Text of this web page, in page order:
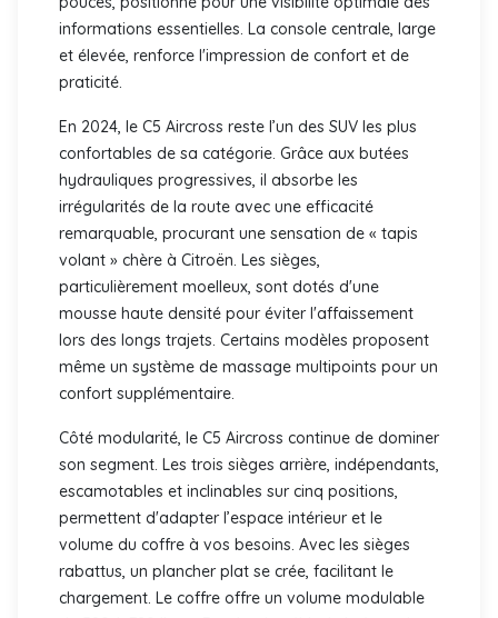
informations essentielles. La console centrale, large
et élevée, renforce l'impression de confort et de
praticité.
En 2024, le C5 Aircross reste l’un des SUV les plus
confortables de sa catégorie. Grâce aux butées
hydrauliques progressives, il absorbe les
irrégularités de la route avec une efficacité
remarquable, procurant une sensation de « tapis
volant » chère à Citroën. Les sièges,
particulièrement moelleux, sont dotés d'une
mousse haute densité pour éviter l'affaissement
lors des longs trajets. Certains modèles proposent
même un système de massage multipoints pour un
confort supplémentaire.
Côté modularité, le C5 Aircross continue de dominer
son segment. Les trois sièges arrière, indépendants,
escamotables et inclinables sur cinq positions,
permettent d'adapter l’espace intérieur et le
volume du coffre à vos besoins. Avec les sièges
rabattus, un plancher plat se crée, facilitant le
chargement. Le coffre offre un volume modulable